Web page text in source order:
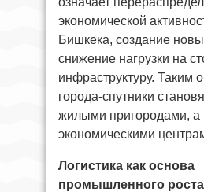
экономической
Бишкека, создание
снижение нагрузки на
инфраструктуру. Таким
города-спутники
жилыми пригородами,
экономическими
Логистика как основа
промышленного роста